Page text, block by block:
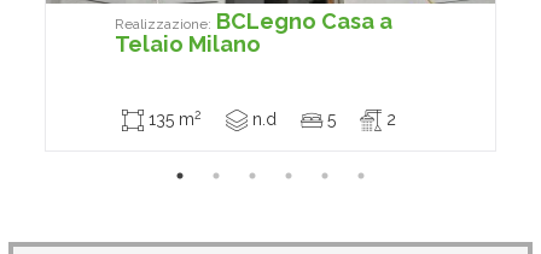
Realizzazione: BCLegno Casa a
Telaio Milano
135 m2 n.d 5 2